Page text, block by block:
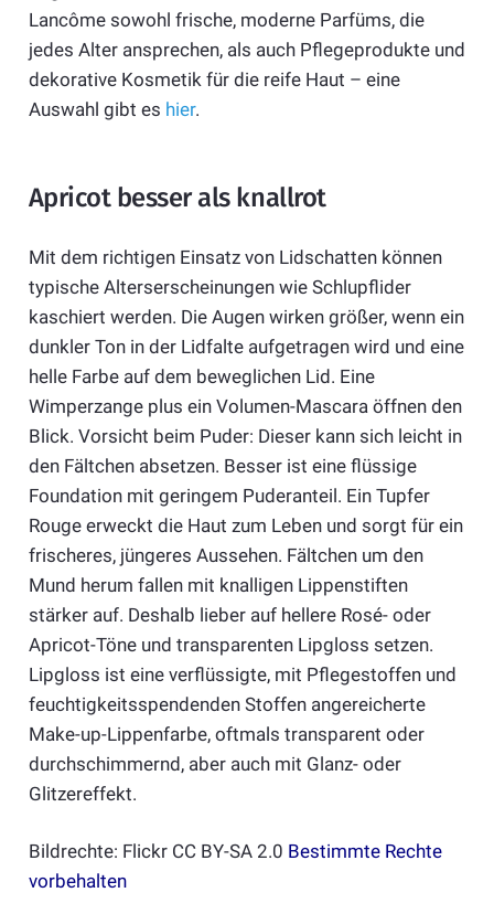
Lancôme sowohl frische, moderne Parfüms, die
jedes Alter ansprechen, als auch Pflegeprodukte und
dekorative Kosmetik für die reife Haut – eine
Auswahl gibt es hier.
Apricot besser als knallrot
Mit dem richtigen Einsatz von Lidschatten können
typische Alterserscheinungen wie Schlupflider
kaschiert werden. Die Augen wirken größer, wenn ein
dunkler Ton in der Lidfalte aufgetragen wird und eine
helle Farbe auf dem beweglichen Lid. Eine
Wimperzange plus ein Volumen-Mascara öffnen den
Blick. Vorsicht beim Puder: Dieser kann sich leicht in
den Fältchen absetzen. Besser ist eine flüssige
Foundation mit geringem Puderanteil. Ein Tupfer
Rouge erweckt die Haut zum Leben und sorgt für ein
frischeres, jüngeres Aussehen. Fältchen um den
Mund herum fallen mit knalligen Lippenstiften
stärker auf. Deshalb lieber auf hellere Rosé- oder
Apricot-Töne und transparenten Lipgloss setzen.
Lipgloss ist eine verflüssigte, mit Pflegestoffen und
feuchtigkeitsspendenden Stoffen angereicherte
Make-up-Lippenfarbe, oftmals transparent oder
durchschimmernd, aber auch mit Glanz- oder
Glitzereffekt.
Bildrechte: Flickr CC BY-SA 2.0 Bestimmte Rechte
vorbehalten